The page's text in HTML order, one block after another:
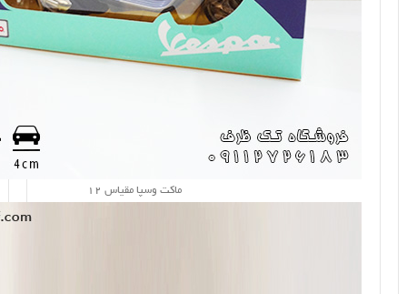
ماکت وسپا مقیاس 12